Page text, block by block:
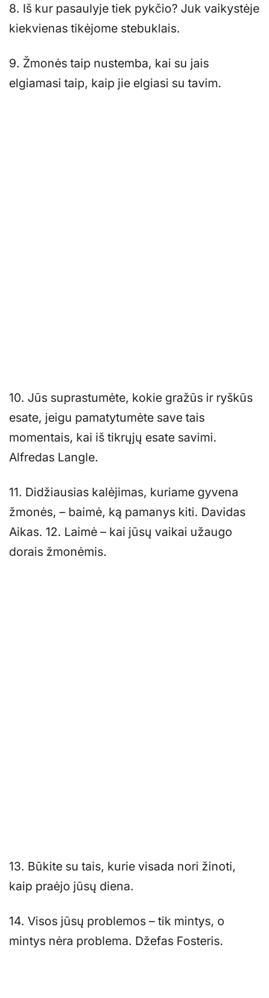
8. Iš kur pasaulyje tiek pykčio? Juk vaikystėje
kiekvienas tikėjome stebuklais.
9. Žmonės taip nustemba, kai su jais
elgiamasi taip, kaip jie elgiasi su tavim.
10. Jūs suprastumėte, kokie gražūs ir ryškūs
esate, jeigu pamatytumėte save tais
momentais, kai iš tikrųjų esate savimi.
Alfredas Langle.
11. Didžiausias kalėjimas, kuriame gyvena
žmonės, – baimė, ką pamanys kiti. Davidas
Aikas. 12. Laimė – kai jūsų vaikai užaugo
dorais žmonėmis.
13. Būkite su tais, kurie visada nori žinoti,
kaip praėjo jūsų diena.
14. Visos jūsų problemos – tik mintys, o
mintys nėra problema. Džefas Fosteris.